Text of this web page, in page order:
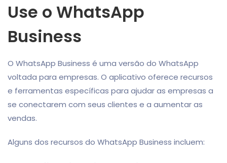
Use o WhatsApp
Business
O WhatsApp Business é uma versão do WhatsApp
voltada para empresas. O aplicativo oferece recursos
e ferramentas específicas para ajudar as empresas a
se conectarem com seus clientes e a aumentar as
vendas.
Alguns dos recursos do WhatsApp Business incluem: